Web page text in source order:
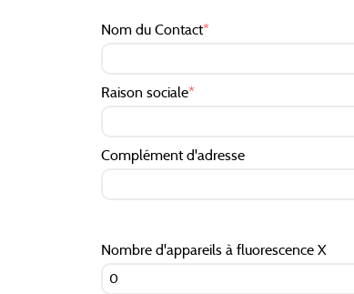
Nom du Contact*
Raison sociale*
Complément d'adresse
Nombre d'appareils à fluorescence X